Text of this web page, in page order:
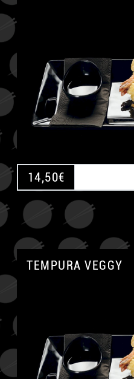
14,50€
TEMPURA VEGGY